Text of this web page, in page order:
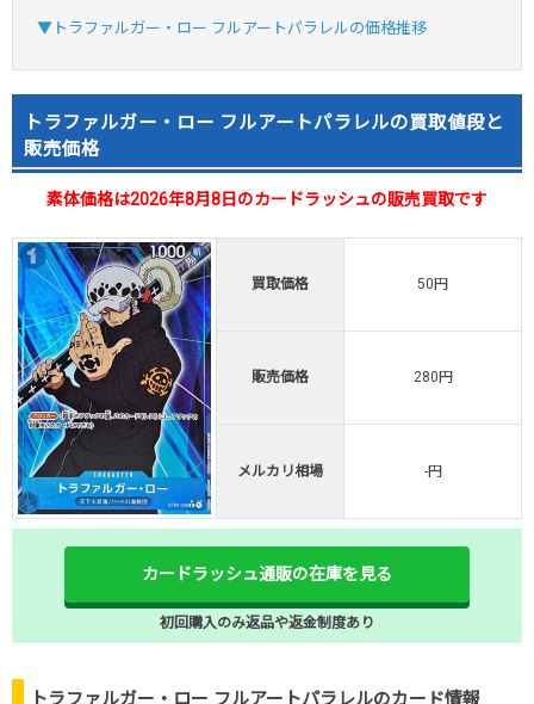
▼トラファルガー・ロー フルアートパラレルの価格推移
トラファルガー・ロー フルアートパラレルの買取値段と
販売価格
素体価格は2026年8月8日のカードラッシュの販売買取です
買取価格 50円
販売価格 280円
メルカリ相場 -円
カードラッシュ通販の在庫を見る
初回購入のみ返品や返金制度あり
トラファルガー・ロー フルアートパラレルのカード情報